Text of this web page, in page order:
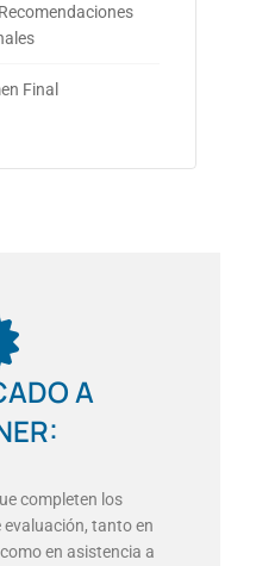
Final
A
completen los
tanto en
en asistencia a